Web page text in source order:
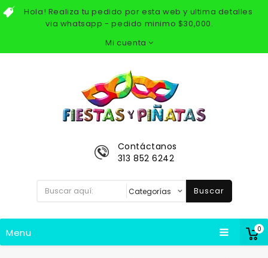
Hola! Realiza tu pedido por esta web y ultima detalles
via whatsapp - pedido minimo $30,000.
Mi cuenta
0
Contáctanos
313 852 6242
Buscar
Menu